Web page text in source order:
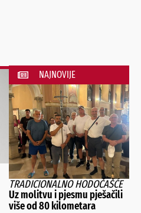
NAJNOVIJE
TRADICIONALNO HODOČAŠĆE
Uz molitvu i pjesmu pješačili
više od 80 kilometara